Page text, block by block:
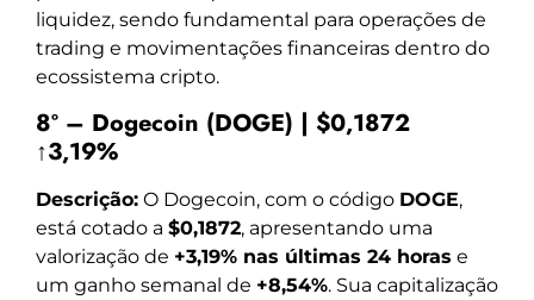
liquidez, sendo fundamental para operações de
trading e movimentações financeiras dentro do
ecossistema cripto.
8º – Dogecoin (DOGE) | $0,1872
↑3,19%
Descrição: O Dogecoin, com o código DOGE,
está cotado a $0,1872, apresentando uma
valorização de +3,19% nas últimas 24 horas e
um ganho semanal de +8,54%. Sua capitalização